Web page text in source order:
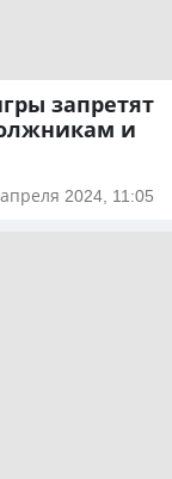
запретят
и
2024, 11:05